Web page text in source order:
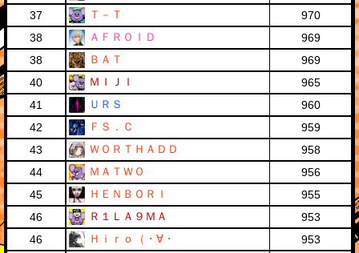
37
Ｔ－Ｔ
970
38
ＡＦＲＯＩＤ
969
38
ＢＡＴ
969
40
ＭＩＪＩ
965
41
ＵＲＳ
960
42
ＦＳ．Ｃ
959
43
ＷＯＲＴＨＡＤＤ
958
44
ＭＡＴＷＯ
956
45
ＨＥＮＢＯＲＩ
955
46
Ｒ１ＬＡ９ＭＡ
953
46
Ｈｉｒｏ（・∀・
953